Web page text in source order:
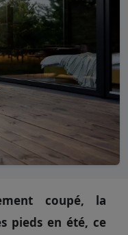
coupé, la
pieds en été, ce